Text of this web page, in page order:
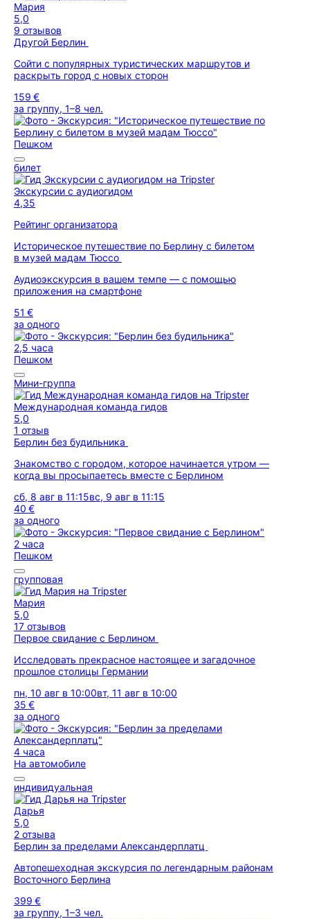
Мария
5,0
9 отзывов
Другой Берлин
Сойти с популярных туристических маршрутов и
раскрыть город с новых сторон
159 €
за группу, 1–8 чел.
Пешком
билет
Экскурсии с аудиогидом
4,35
Рейтинг организатора
Историческое путешествие по Берлину с билетом
в музей мадам Тюссо
Аудиоэкскурсия в вашем темпе — с помощью
приложения на смартфоне
51 €
за одного
2,5 часа
Пешком
Мини-группа
Международная команда гидов
5,0
1 отзыв
Берлин без будильника
Знакомство с городом, которое начинается утром —
когда вы просыпаетесь вместе с Берлином
сб, 8 авг в 11:15вс, 9 авг в 11:15
40 €
за одного
2 часа
Пешком
групповая
Мария
5,0
17 отзывов
Первое свидание с Берлином
Исследовать прекрасное настоящее и загадочное
прошлое столицы Германии
пн, 10 авг в 10:00вт, 11 авг в 10:00
35 €
за одного
4 часа
На автомобиле
индивидуальная
Дарья
5,0
2 отзыва
Берлин за пределами Александерплатц
Автопешеходная экскурсия по легендарным районам
Восточного Берлина
399 €
за группу, 1–3 чел.